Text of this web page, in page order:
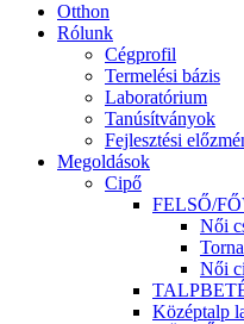
Otthon
Rólunk
Cégprofil
Termelési bázis
Laboratórium
Tanúsítványok
Fejlesztési
Megoldások
Cipő
FELSŐ/
Női
Női
Középtalp